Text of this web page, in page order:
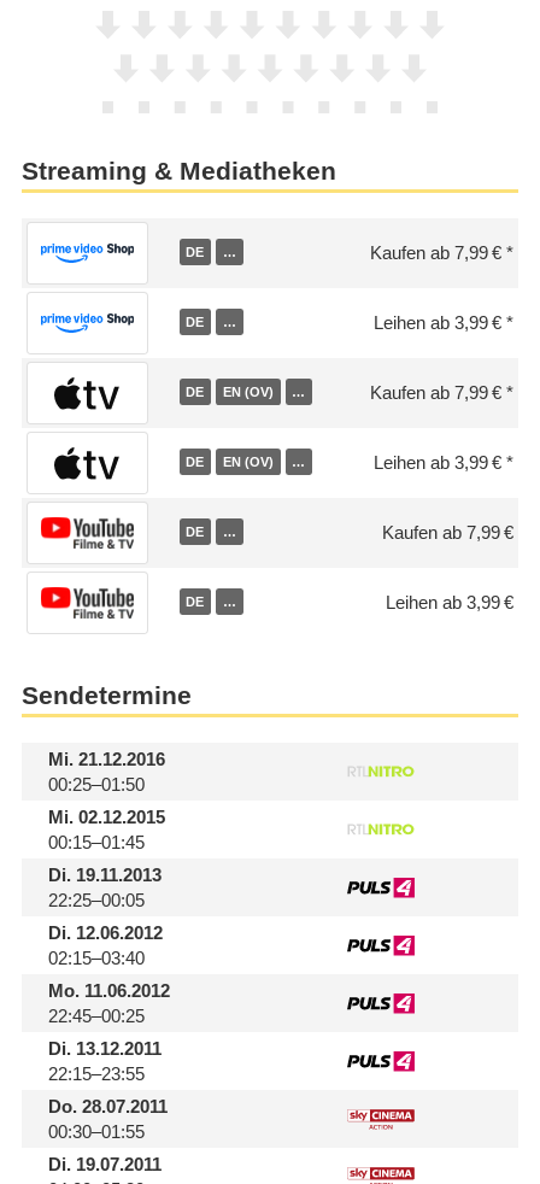
Streaming & Mediatheken
DE … Kaufen ab 7,99 €
DE … Leihen ab 3,99 €
DE EN (OV) … Kaufen ab 7,99 €
DE EN (OV) … Leihen ab 3,99 €
DE … Kaufen ab 7,99 €
DE … Leihen ab 3,99 €
Sendetermine
Mi.21.12.2016
00:25–01:50
Mi.02.12.2015
00:15–01:45
Di.19.11.2013
22:25–00:05
Di.12.06.2012
02:15–03:40
Mo.11.06.2012
22:45–00:25
Di.13.12.2011
22:15–23:55
Do.28.07.2011
00:30–01:55
Di.19.07.2011